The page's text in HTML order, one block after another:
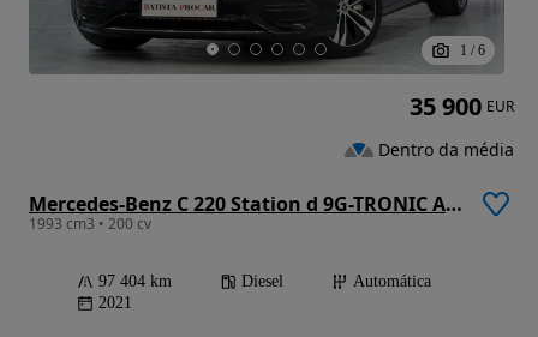
1 / 6
Mercedes-Benz C 220 Station d 9G-TRONIC Avantgarde
1993 cm3 • 200 cv
97 404 km Diesel
Automática
2021
35 900 EUR
Dentro da média